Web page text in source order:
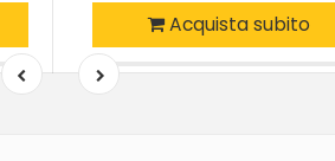
Acquista subito